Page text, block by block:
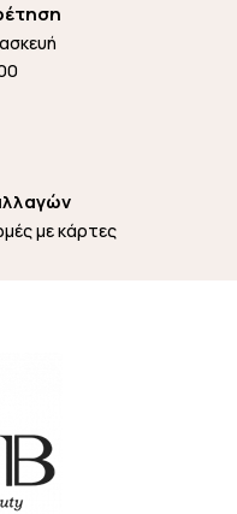
με κάρτες